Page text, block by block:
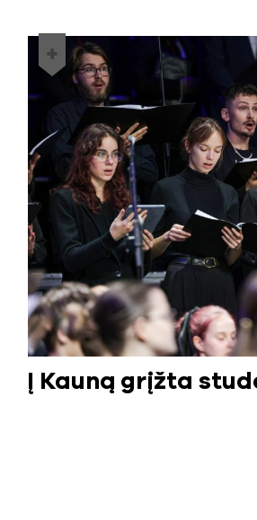
Į Kauną grįžta